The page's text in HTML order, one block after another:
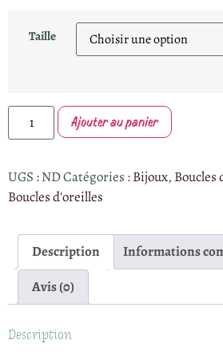
Taille
Ajouter au panier
UGS :NDCatégories :Bijoux, Boucles
Boucles d'oreilles
Description
Informations
Avis (0)
Description